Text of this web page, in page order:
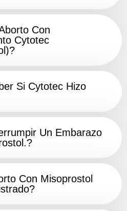
Con
Cytotec
Si Cytotec Hizo
Un Embarazo
Con Misoprostol